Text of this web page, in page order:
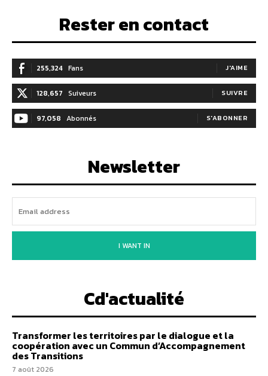
Rester en contact
255,324 Fans J'AIME
128,657 Suiveurs SUIVRE
97,058 Abonnés S'ABONNER
Newsletter
I WANT IN
Cd'actualité
Transformer les territoires par le dialogue et la
coopération avec un Commun d’Accompagnement
des Transitions
7 août 2026